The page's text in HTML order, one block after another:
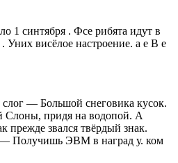
1 синтября . Фсе рибята идут в
Уних висёлое настроение. а е В е
— Большой снеговика кусок.
Слоны, придя на водопой. А
прежде звался твёрдый знак.
— Получишь ЭВМ в наград у. ком